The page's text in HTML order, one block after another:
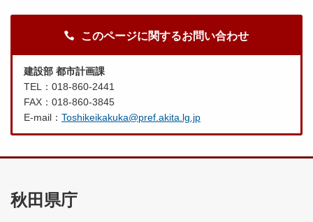
このページに関するお問い合わせ
建設部 都市計画課
TEL：018-860-2441
FAX：018-860-3845
E-mail： Toshikeikakuka@pref.akita.lg.jp
秋田県庁